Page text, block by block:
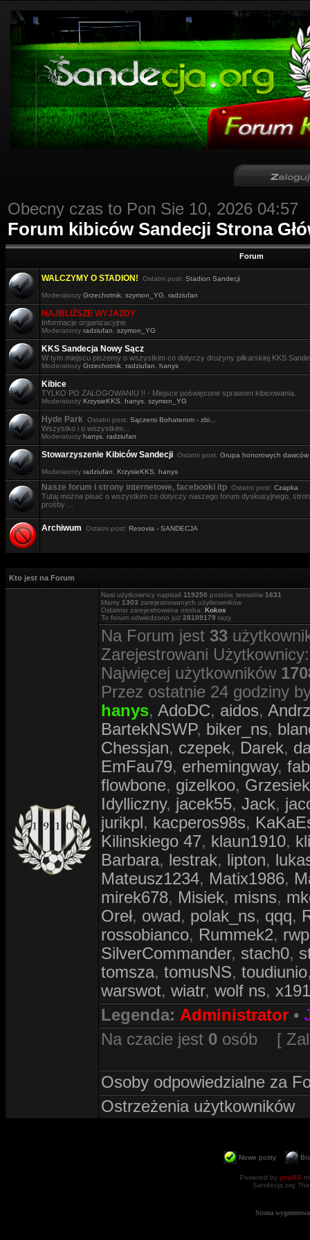
Obecny czas to Pon Sie 10, 2026 04:57
Forum kibiców Sandecji Strona
Forum
WALCZYMY O STADION! Ostatni post: Stadion Sandecji
Moderatorzy Grzechotnik szymon_YG radziufan
NAJBLIŻSZE WYJAZDY
Informacje organizacyjne
Moderatorzy radziufan szymon_YG
KKS Sandecja Nowy Sącz
W tym miejscu piszemy o wszystkim co dotyczy drużyny piłkarskiej KKS
Moderatorzy Grzechotnik radziufan hanys
Kibice
TYLKO PO ZALOGOWANIU !! - Miejsce poświęcone sprawom kibicowania.
Moderatorzy KrzysieKKS hanys szymon_YG
Hyde Park Ostatni post: Sączersi Bohaterom - zbi...
Wszystko i o wszystkim...
Moderatorzy hanys radziufan
Stowarzyszenie Kibiców Sandecji Ostatni post: Grupa honorowych dawców
Moderatorzy radziufan KrzysieKKS hanys
Nasze forum i strony internetowe, facebooki itp Ostatni post: Czapka
Tutaj można pisać o wszystkim co dotyczy naszego forum dyskusyjnego,
prośby ...
Archiwum Ostatni post: Resovia - SANDECJA
Kto jest na Forum
Nasi użytkownicy napisali 119250 postów, tematów 1631
Mamy 1303 zarejestrowanych użytkowników
Ostatnio zarejestrowana osoba: Kokos
To forum odwiedzono już 28109179 razy
Na Forum jest 33
Zarejestrowani
Najwięcej użytkowników
Przez ostatnie 24 godziny
hanys, AdoDC, aidos,
BartekNSWP, biker_ns,
Chessjan, czepek, Darek,
EmFau79, erhemingway,
flowbone, gizelkoo,
Idylliczny, jacek55, Jack,
jurikpl, kacperos98s,
Kilinskiego 47, klaun1910,
Barbara, lestrak, lipton,
Mateusz1234, Matix1986,
mirek678, Misiek, misns,
Oreł, owad, polak_ns, qqq,
rossobianco, Rummek2, rwp
SilverCommander, stach0,
tomsza, tomusNS, toudiunio
warswot, wiatr, wolf ns,
Legenda: Administrator •
Na czacie jest 0 osób [
Osoby odpowiedzialne za
Ostrzeżenia użytkowników
Nowe posty
Powered by phpBB
Sandecja.org
Strona